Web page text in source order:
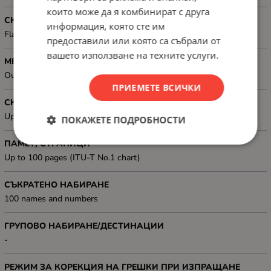
СКЕНЕР, ТИП
Flatbed; Contact Image Sensor (CIS)
МЕТОДИ ЗА СКАНИРАНЕ И ФУНКЦИИ ЗА ПОДОБРЕНИЕ
Output formats: BMP, JPEG, PICT, TIFF, multi-TIFF, PDF, PNG
СКОРОСТ НА МОДЕМА
Up to 33.6 kbps, Approx. 3 sec/page
ПАМЕТ, СТРАНИЦИ
Up to 100 pages (ITU-T No.1 chart)
СЪКРАТЕНО НАБИРАНЕ
100 names and numbers
ГРУПОВО НАБИРАНЕ/ДЕСТИНАЦИИ
-
РЕЖИМ ЗА КОРЕКЦИЯ НА ГРЕШКИ ПРИ ИЗПРАЩАНЕ
които може да я комбинират с друга
информация, която сте им
предоставили или която са събрали от
вашето използване на техните услуги.
ПРИЕМЕТЕ ВСИЧКИ
ПОКАЖЕТЕ ПОДРОБНОСТИ